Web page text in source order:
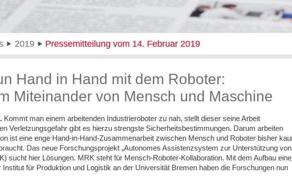
2019 Pressemitteilung vom 14. Februar 2019
Hand in Hand mit dem Roboter:
Miteinander von Mensch und Maschine
Kommt man einem arbeitenden Industrieroboter zu nah, stellt dieser seine Arbeit
Verletzungsgefahr gibt es hierzu strengste Sicherheitsbestimmungen. Darum arbeiten
ist eine enge Hand-in-Hand-Zusammenarbeit zwischen Mensch und Roboter bisher
Das neue Forschungsprojekt „Autonomes Assistenzsystem zur Unterstützung von
sucht hier Lösungen. MRK steht für Mensch-Roboter-Kollaboration. Mit dem Aufbau
für Produktion und Logistik an der Universität Bremen haben die Forschungen nun